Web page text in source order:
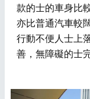
款的士的車身比
亦比普通汽車較
行動不便人士上
善，無障礙的士